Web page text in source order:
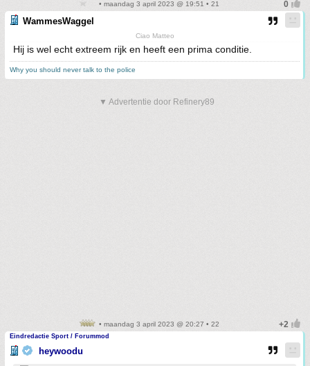
• maandag 3 april 2023 @ 19:51 • 21
WammesWaggel
Ciao Matteo
Hij is wel echt extreem rijk en heeft een prima conditie.
Why you should never talk to the police
▼ Advertentie door Refinery89
• maandag 3 april 2023 @ 20:27 • 22
Eindredactie Sport / Forummod
heywoodu